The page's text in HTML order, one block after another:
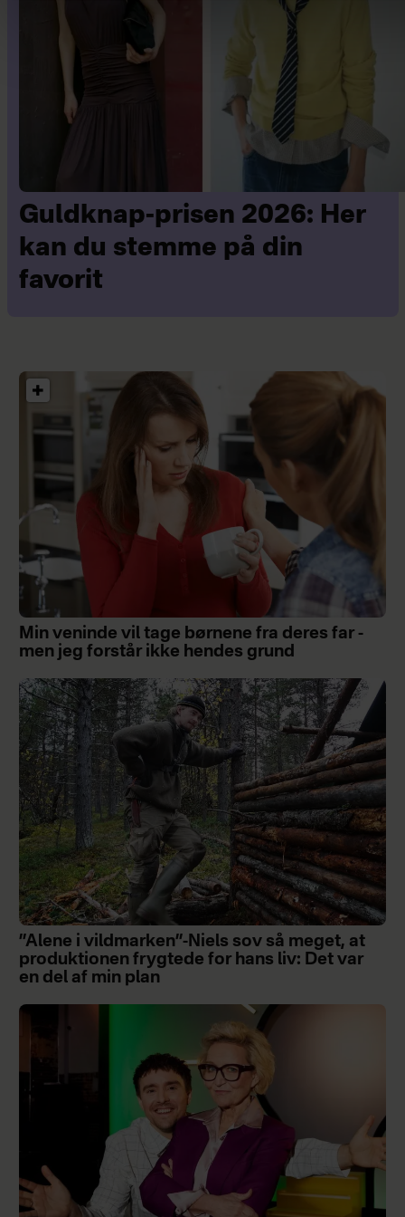
Guldknap-prisen 2026: Her
kan du stemme på din
favorit
Min veninde vil tage børnene fra deres far -
men jeg forstår ikke hendes grund
”Alene i vildmarken”-Niels sov så meget, at
produktionen frygtede for hans liv: Det var
en del af min plan